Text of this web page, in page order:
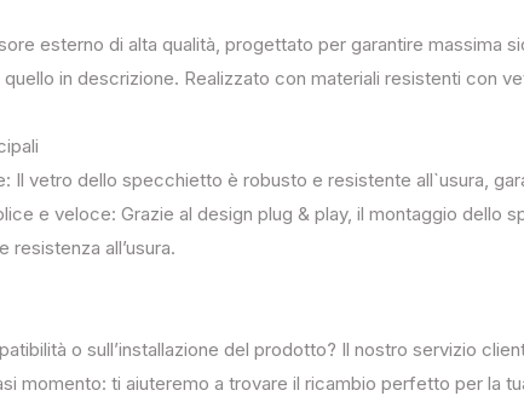
esterno di alta qualità, progettato per garantire massima
in descrizione. Realizzato con materiali resistenti con
Il vetro dello specchietto è robusto e resistente all`usura,
e veloce: Grazie al design plug & play, il montaggio
resistenza all’usura.
o sull’installazione del prodotto? Il nostro servizio
momento: ti aiuteremo a trovare il ricambio perfetto per la